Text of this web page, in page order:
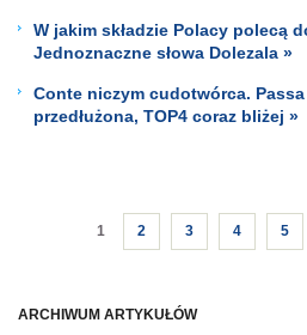
ARCHIWUM ARTYKUŁÓW
W jakim składzie Polacy polecą
Jednoznaczne słowa Dolezala »
Conte niczym cudotwórca.
przedłużona, TOP4 coraz bliżej »
1 2 3 4 5